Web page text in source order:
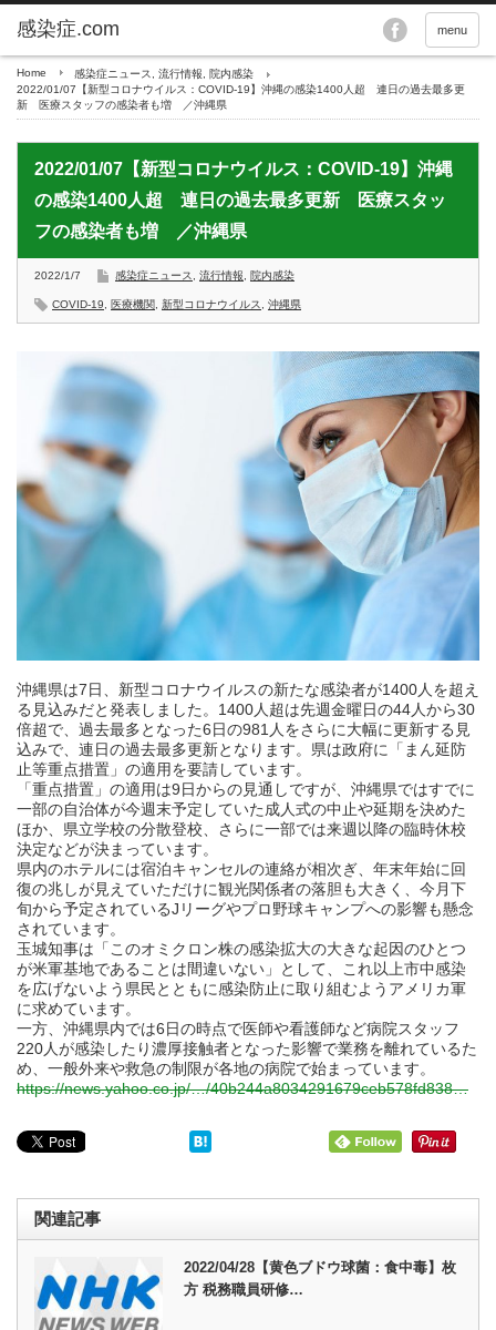
menu
Home 感染症ニュース 流行情報
院内感染
2022/01/07【新型コロナウイルス：COVID-19】沖縄の感染1400人超 連日の過去最多更
新 医療スタッフの感染者も増 ／沖縄県
2022/01/07【新型コロナウイルス：COVID-19】沖縄
の感染1400人超 連日の過去最多更新 医療スタッ
フの感染者も増 ／沖縄県
2022/1/7 感染症ニュース 流行情報 院内感染
COVID-19 医療機関 新型コロナウイルス 沖縄県
沖縄県は7日、新型コロナウイルスの新たな感染者が1400人を超え
る見込みだと発表しました。1400人超は先週金曜日の44人から30
倍超で、過去最多となった6日の981人をさらに大幅に更新する見
込みで、連日の過去最多更新となります。県は政府に「まん延防
止等重点措置」の適用を要請しています。
「重点措置」の適用は9日からの見通しですが、沖縄県ではすでに
一部の自治体が今週末予定していた成人式の中止や延期を決めた
ほか、県立学校の分散登校、さらに一部では来週以降の臨時休校
決定などが決まっています。
県内のホテルには宿泊キャンセルの連絡が相次ぎ、年末年始に回
復の兆しが見えていただけに観光関係者の落胆も大きく、今月下
旬から予定されているJリーグやプロ野球キャンプへの影響も懸念
されています。
玉城知事は「このオミクロン株の感染拡大の大きな起因のひとつ
が米軍基地であることは間違いない」として、これ以上市中感染
を広げないよう県民とともに感染防止に取り組むようアメリカ軍
に求めています。
一方、沖縄県内では6日の時点で医師や看護師など病院スタッフ
220人が感染したり濃厚接触者となった影響で業務を離れているた
め、一般外来や救急の制限が各地の病院で始まっています。
https://news.yahoo.co.jp/…/40b244a8034291679ceb578fd838…
関連記事
2022/04/28【黄色ブドウ球菌：食中毒】枚
方 税務職員研修…